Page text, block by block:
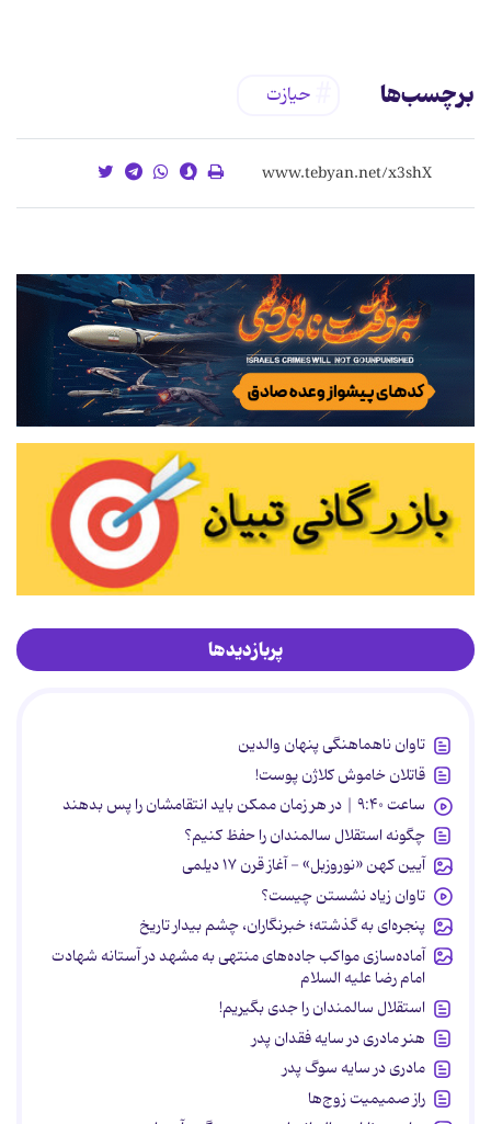
برچسب‌ها حيازت
پربازدیدها
تاوان ناهماهنگی پنهان والدین
قاتلان خاموش کلاژن پوست!
ساعت ۹:۴۰ | در هر زمان ممکن باید انتقامشان را پس بدهند
چگونه استقلال سالمندان را حفظ کنیم؟
آیین کهن «نوروزبل» - آغاز قرن ۱۷ دیلمی
تاوان زیاد نشستن چیست؟
پنجره‌ای به گذشته؛ خبرنگاران، چشم بیدار تاریخ
آماده‌سازی مواکب جاده‌های منتهی به مشهد در آستانه شهادت
امام رضا علیه السلام
استقلال سالمندان را جدی بگیریم!
هنر مادری در سایه‌ فقدان پدر
مادری در سایه سوگ پدر
راز صمیمیت زوج‌ها